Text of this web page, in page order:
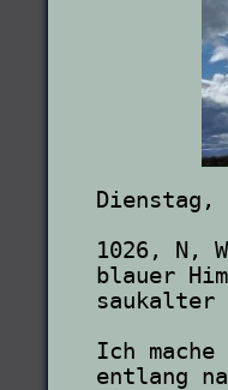
Dienstag,
1026, N,
blauer
saukalter
Ich
entlang